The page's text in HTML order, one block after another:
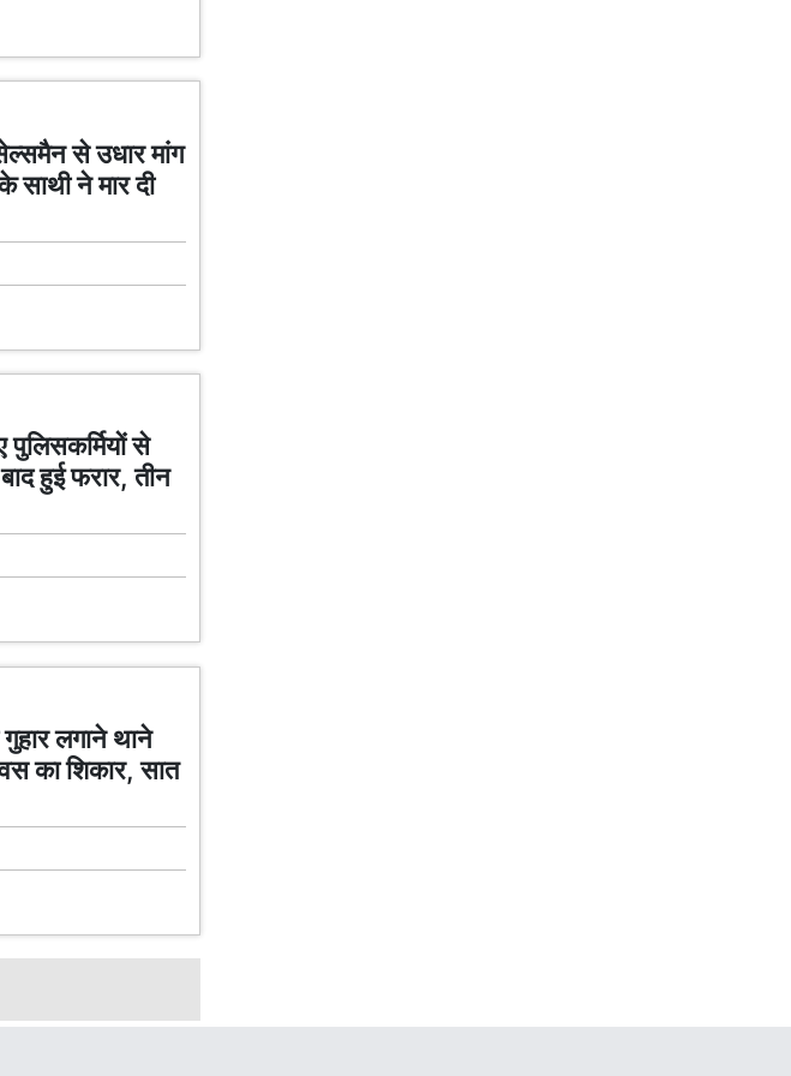
से उधार मांग
साथी ने मार दी
से
हुई फरार, तीन
लगाने थाने
का शिकार, सात